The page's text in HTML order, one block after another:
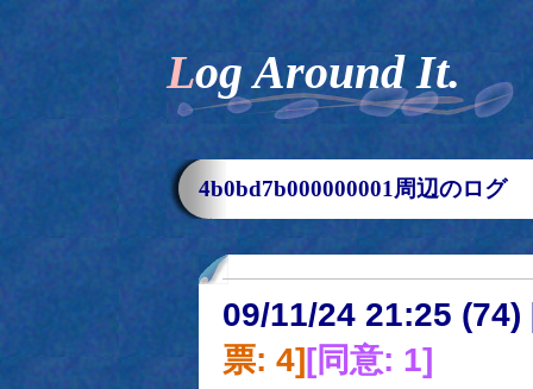
Log Around It.
4b0bd7b000000001周辺のログ
09/11/24 21:25 (74)
票: 4][同意: 1]